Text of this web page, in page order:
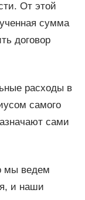
От этой
сумма
договор
расходы в
самого
сами
мы ведем
и наши